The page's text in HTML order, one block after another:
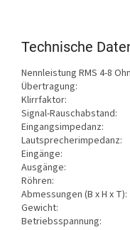
Technische
Nennleistung RMS 4-8
Übertragung:
Klirrfaktor:
Signal-Rauschabstand:
Eingangsimpedanz:
Lautsprecherimpedanz:
Eingänge:
Ausgänge:
Röhren:
Abmessungen (B x H x T):
Gewicht:
Betriebsspannung: